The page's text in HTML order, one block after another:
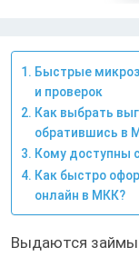
Быстрые
и проверок
Как выбрать
обратившись в
Кому доступны
Как быстро
онлайн в МКК?
Выдаются займы